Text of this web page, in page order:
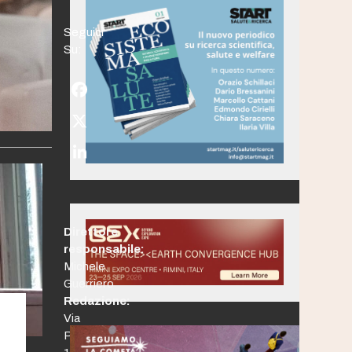
Seguici
Su:
Facebook
Twitter
(deprecated)
LinkedIn
Direttore
responsabile:
Michele
Guerriero
Redazione:
Via
Po,